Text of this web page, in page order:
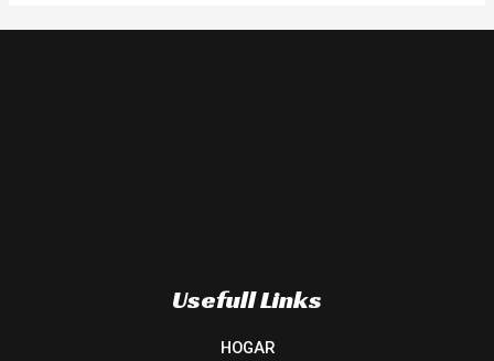
Usefull Links
HOGAR